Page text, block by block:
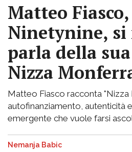
Matteo
Ninetynine, si
parla della
Nizza
Matteo Fiasco racconta "Nizza
autofinanziamento, autenticità
emergente che vuole farsi
Nemanja Babic